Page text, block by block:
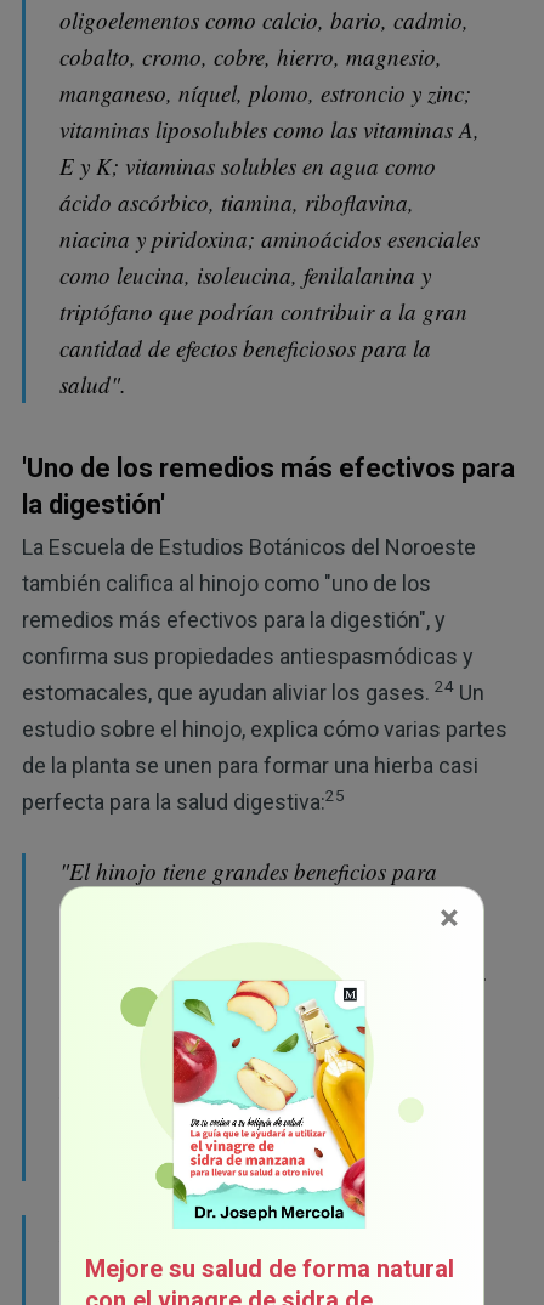
oligoelementos como calcio, bario, cadmio,
cobalto, cromo, cobre, hierro, magnesio,
manganeso, níquel, plomo, estroncio y zinc;
vitaminas liposolubles como las vitaminas A,
E y K; vitaminas solubles en agua como
ácido ascórbico, tiamina, riboflavina,
niacina y piridoxina; aminoácidos esenciales
como leucina, isoleucina, fenilalanina y
triptófano que podrían contribuir a la gran
cantidad de efectos beneficiosos para la
salud".
'Uno de los remedios más efectivos para
la digestión'
La Escuela de Estudios Botánicos del Noroeste
también califica al hinojo como "uno de los
remedios más efectivos para la digestión", y
confirma sus propiedades antiespasmódicas y
estomacales, que ayudan aliviar los gases. 24Un
estudio sobre el hinojo, explica cómo varias partes
de la planta se unen para formar una hierba casi
perfecta para la salud digestiva:25
"El hinojo tiene grandes beneficios para
reducir los cólicos digestivos, gases y la
inflamación. Los aceites volátiles que se
encuentran en las semillas, podrían estimular
las membranas mucosas del tracto digestivo,
lo que favorece la motilidad y la peristalsis.
Los aceites aromáticos también tienen efectos
antiespasmódicos y carminativos en el
músculo liso.
La tintura o té de semillas de hinojo podría
ayudar a tratar los espasmos intestinales
×
Mejore su salud de forma natural